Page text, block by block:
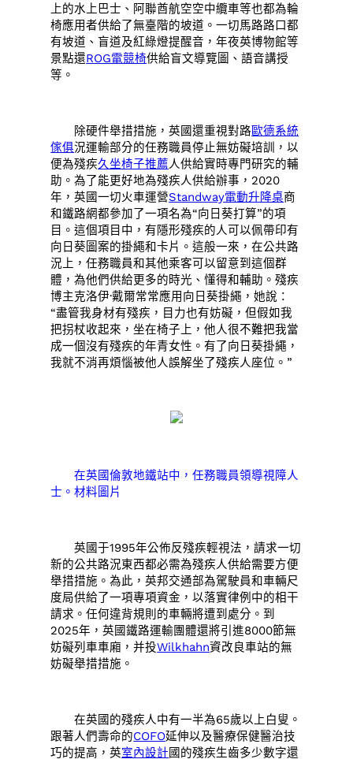
上的水上巴士、阿聯酋航空空中纜車等也都為輪
椅應用者供給了無臺階的坡道。一切馬路路口都
有坡道、盲道及紅綠燈提醒音，年夜英博物館等
景點還ROG電競椅供給盲文導覽圖、語音講授
等。
除硬件舉措措施，英國還重視對路歐德系統
傢俱況運輸部分的任務職員停止無妨礙培訓，以
便為殘疾久坐椅子推薦人供給實時專門研究的輔
助。為了能更好地為殘疾人供給辦事，2020
年，英國一切火車運營Standway電動升降桌商
和鐵路網都參加了一項名為“向日葵打算”的項
目。這個項目中，有隱形殘疾的人可以佩帶印有
向日葵圖案的掛繩和卡片。這般一來，在公共路
況上，任務職員和其他乘客可以留意到這個群
體，為他們供給更多的時光、懂得和輔助。殘疾
博主克洛伊·戴爾常常應用向日葵掛繩，她說：
“盡管我身材有殘疾，目力也有妨礙，但假如我
把拐杖收起來，坐在椅子上，他人很不難把我當
成一個沒有殘疾的年青女性。有了向日葵掛繩，
我就不消再煩惱被他人誤解坐了殘疾人座位。”
在英國倫敦地鐵站中，任務職員領導視障人
士。材料圖片
英國于1995年公佈反殘疾輕視法，請求一切
新的公共路況東西都必需為殘疾人供給需要方便
舉措措施。為此，英邦交通部為駕駛員和車輛尺
度局供給了一項專項資金，以落實律例中的相干
請求。任何違背規則的車輛將遭到處分。到
2025年，英國鐵路運輸團體還將引進8000節無
妨礙列車車廂，并投Wilkhahn資改良車站的無
妨礙舉措措施。
在英國的殘疾人中有一半為65歲以上白叟。
跟著人們壽命的COFO延伸以及醫療保健醫治技
巧的提高，英室內設計 國的殘疾生齒多少數字還